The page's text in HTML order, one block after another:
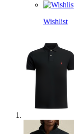
Wishlist